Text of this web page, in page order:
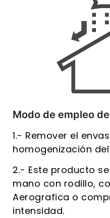
Modo de empleo
1.- Remover el
homogenización
2.- Este producto
mano con rodillo,
Aerografica o
intensidad.